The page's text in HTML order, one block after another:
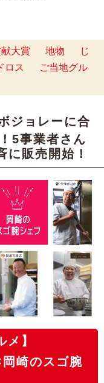
大賞 地物
じ
ロス
ご当地グル
ジョレーに合
5事業者さん
販売開始！
メ】
崎のスゴ腕